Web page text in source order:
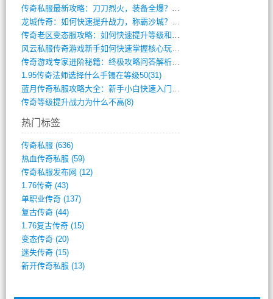
传奇私服最新攻略：刀刀烈火，装备全爆？攻(813)
龙城传奇：如何快速提升战力，称霸沙城？(802)
传奇老区变态服攻略：如何快速提升等级和战(379)
风云私服传奇游戏新手如何快速掌握核心玩法(616)
传奇游戏专家进阶秘籍：终极攻略问答解析(848)
1.95传奇法师选择什么手镯在等级50(31)
蓝月传奇私服攻略大全：新手小白快速入门指(386)
传奇等级提升战力为什么不高(8)
热门标签
传奇私服 (636)
热血传奇私服 (59)
传奇私服发布网 (12)
1.76传奇(43)
单职业传奇(137)
复古传奇(44)
1.76复古传奇(15)
变态传奇(20)
迷失传奇(15)
新开传奇私服 (13)